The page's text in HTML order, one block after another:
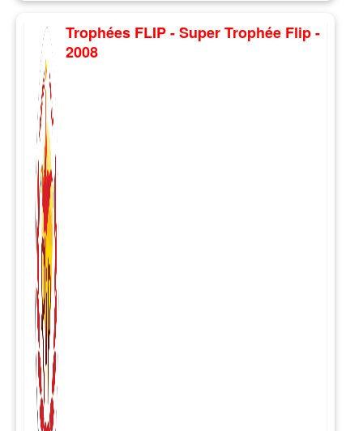
Trophées FLIP - Super Trophée Flip -
2008